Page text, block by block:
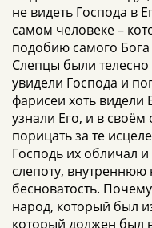
не видеть Господа в
самом человеке –
подобию самого
Слепцы были телесно
увидели Господа и
фарисеи хоть
узнали Его, и в
порицать за те
Господь их обличал
слепоту,
бесноватость.
народ, который был
который должен был